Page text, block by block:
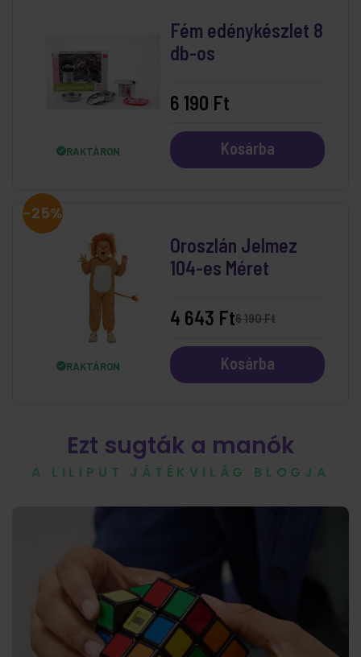
RAKTÁRON
Fém edénykészlet 8
db-os
6 190 Ft
Kosárba
-25%
RAKTÁRON
Oroszlán Jelmez
104-es Méret
6 190 Ft
4 643 Ft
Kosárba
Ezt sugták a manók
A LILIPUT JÁTÉKVILÁG BLOGJA